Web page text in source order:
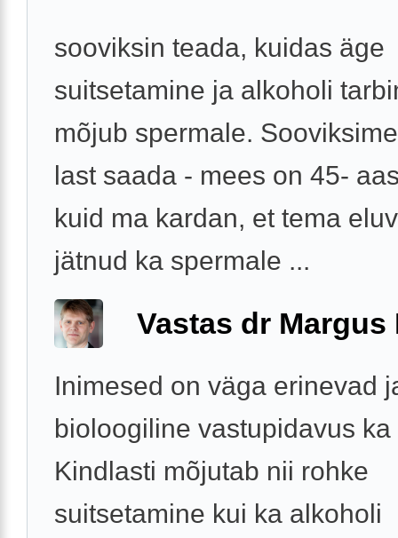
sooviksin teada, kuidas äge
suitsetamine ja alkoholi
mõjub spermale.
last saada - mees on 45-
kuid ma kardan, et tema
jätnud ka spermale ...
Vastas dr Margus
Inimesed on väga erinevad
bioloogiline vastupidavus ka
Kindlasti mõjutab nii rohke
suitsetamine kui ka alkoholi